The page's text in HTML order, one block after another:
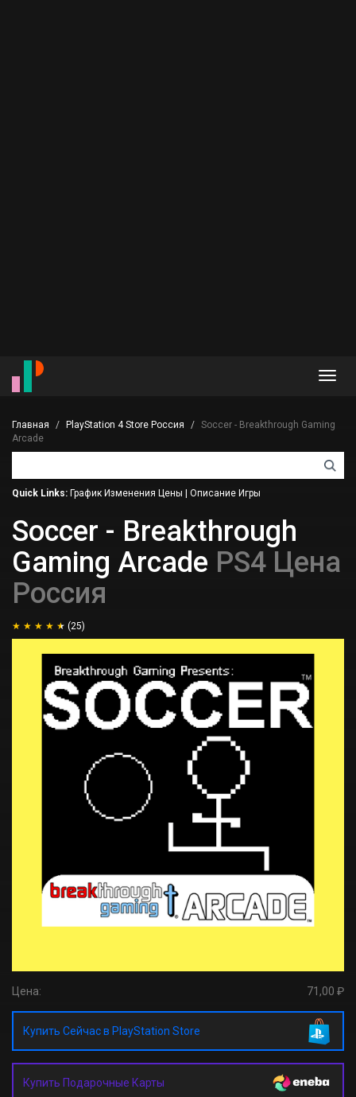
Главная PlayStation 4 Store Россия
Soccer - Breakthrough Gaming
Arcade
Quick Links: График Изменения Цены Описание Игры
Soccer - Breakthrough
Gaming Arcade PS4 Цена
Россия
(25)
Цена: 71,00 ₽
Купить Сейчас в PlayStation Store
Купить Подарочные Карты